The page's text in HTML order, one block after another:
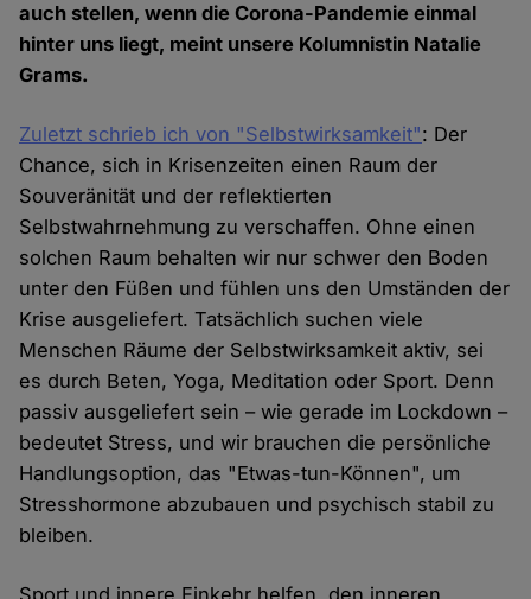
auch stellen, wenn die Corona-Pandemie einmal
hinter uns liegt, meint unsere Kolumnistin Natalie
Grams.
Zuletzt schrieb ich von "Selbstwirksamkeit": Der
Chance, sich in Krisenzeiten einen Raum der
Souveränität und der reflektierten
Selbstwahrnehmung zu verschaffen. Ohne einen
solchen Raum behalten wir nur schwer den Boden
unter den Füßen und fühlen uns den Umständen der
Krise ausgeliefert. Tatsächlich suchen viele
Menschen Räume der Selbstwirksamkeit aktiv, sei
es durch Beten, Yoga, Meditation oder Sport. Denn
passiv ausgeliefert sein – wie gerade im Lockdown –
bedeutet Stress, und wir brauchen die persönliche
Handlungsoption, das "Etwas-tun-Können", um
Stresshormone abzubauen und psychisch stabil zu
bleiben.